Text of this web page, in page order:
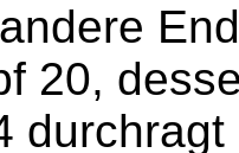
20,